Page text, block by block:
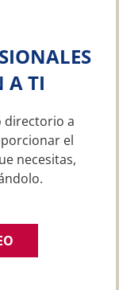
A TI
directorio a
el
necesitas,